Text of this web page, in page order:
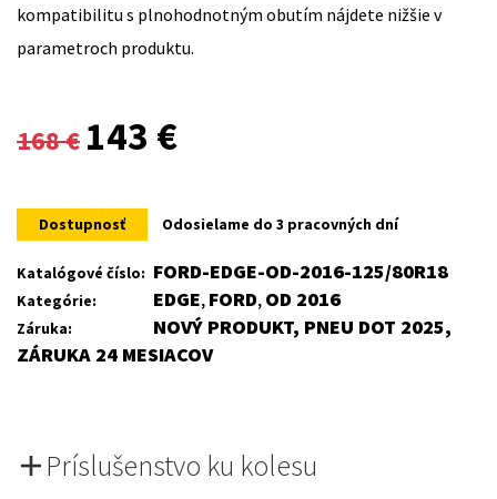
kompatibilitu s plnohodnotným obutím nájdete nižšie v
parametroch produktu.
168€
Original
was:
168 €.
143 €
is:
143 €.
Dostupnosť Odosielame do 3 pracovných dní
Katalógové číslo: FORD-EDGE-OD-2016-125/80R18
Kategórie: EDGE, FORD, OD 2016
Záruka:
NOVÝ PRODUKT, PNEU DOT 2025,
ZÁRUKA 24 MESIACOV
Príslušenstvo ku kolesu